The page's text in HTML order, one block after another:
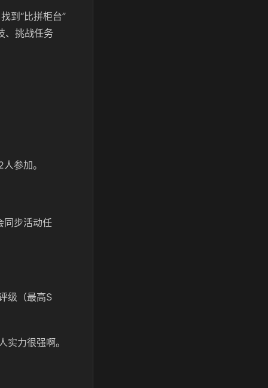
到 “比拼柜台”
、挑战任务
参加。
同步活动任
级（最高S
力很强啊。